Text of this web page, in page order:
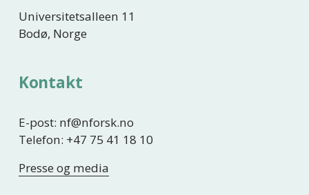
Universitetsalleen 11
Bodø, Norge
Kontakt
E-post: nf@nforsk.no
Telefon: +47 75 41 18 10
Presse og media